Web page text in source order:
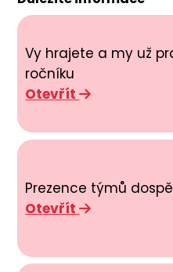
Vy hrajete a my už
ročníku
Otevřít
Prezence týmů
Otevřít